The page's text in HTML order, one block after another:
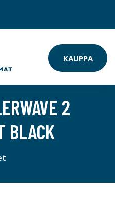
KAUPPA
2
BLACK